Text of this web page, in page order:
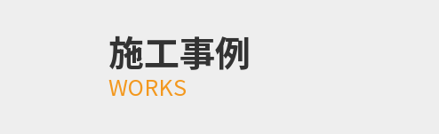
施工事例
WORKS